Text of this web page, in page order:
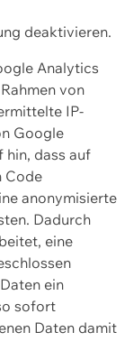
deaktivieren.
Analytics
von
IP-
Google
hin, dass auf
Code
anonymisierte
Dadurch
eine
ein
sofort
Daten damit